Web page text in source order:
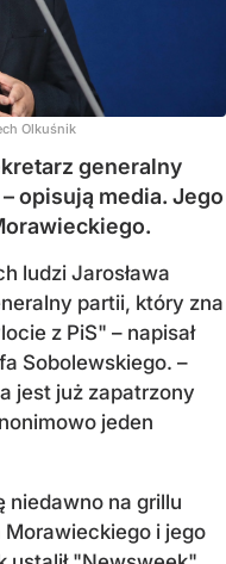
Olkuśnik
generalny
opisują media. Jego
ludzi Jarosława
partii, który zna
z PiS" – napisał
Sobolewskiego. –
jest już zapatrzony
jeden
niedawno na grillu
i jego